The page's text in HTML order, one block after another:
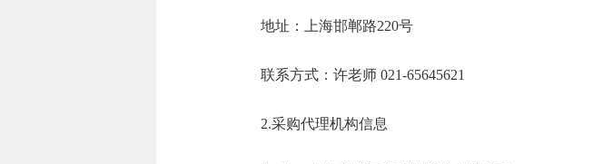
地址：上海邯郸路220号
联系方式：许老师 021-65645621
2.采购代理机构信息